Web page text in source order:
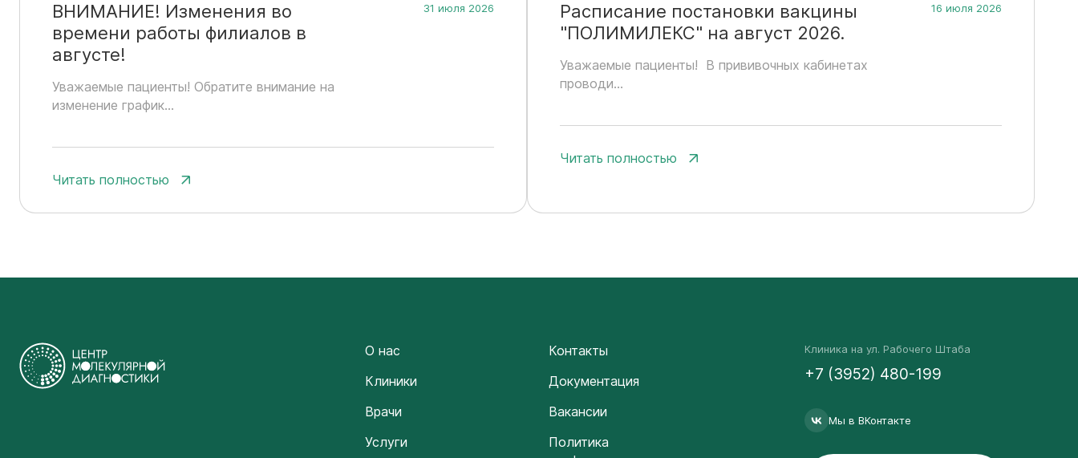
ВНИМАНИЕ! Изменения во
времени работы филиалов в
августе!
Уважаемые пациенты! Обратите внимание на
изменение график...
31 июля 2026
Читать полностью
Расписание постановки вакцины
"ПОЛИМИЛЕКС" на август 2026.
Уважаемые пациенты! В прививочных кабинетах
проводи...
16 июля 2026
Читать полностью
О нас
Клиники
Врачи
Услуги
Контакты
Документация
Вакансии
Политика
Клиника на ул. Рабочего Штаба
+7 (3952) 480-199
Мы в ВКонтакте